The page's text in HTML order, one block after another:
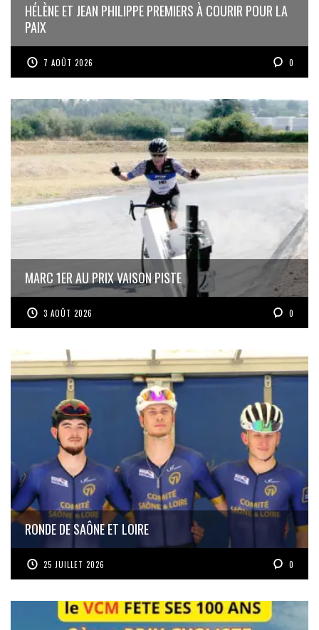
HÉLÈNE ET JEAN PHILIPPE PREMIERS À COURIR POUR LA
PAIX
7 AOÛT 2026 0
MARC 1ER AU PRIX VAISON PISTE
3 AOÛT 2026 0
RONDE DE SAÔNE ET LOIRE
25 JUILLET 2026 0